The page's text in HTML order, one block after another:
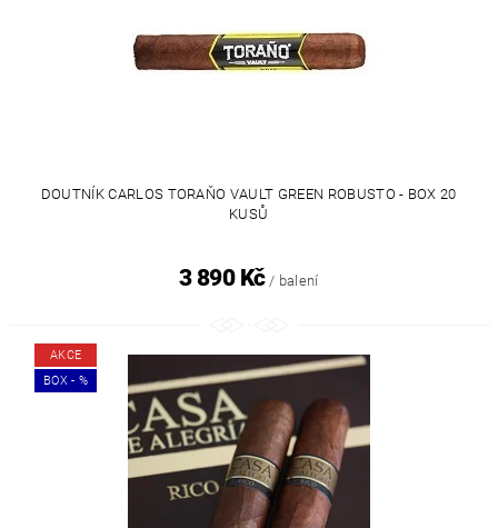
DOUTNÍK CARLOS TORAŇO VAULT GREEN ROBUSTO - BOX 20
KUSŮ
3 890 Kč / balení
AKCE
BOX - %